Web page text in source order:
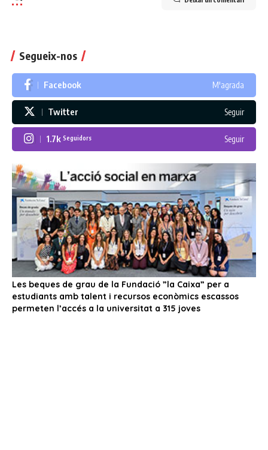
Segueix-nos
Facebook M'agrada
Twitter Seguir
1.7k Seguidors Seguir